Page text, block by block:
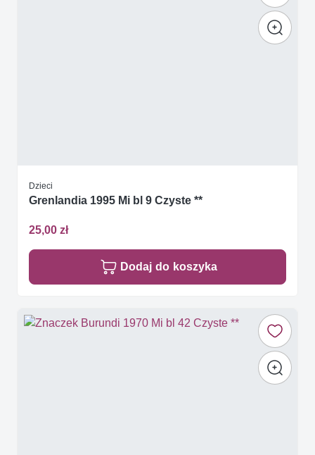
Dzieci
Grenlandia 1995 Mi bl 9 Czyste **
25,00 zł
Dodaj do koszyka